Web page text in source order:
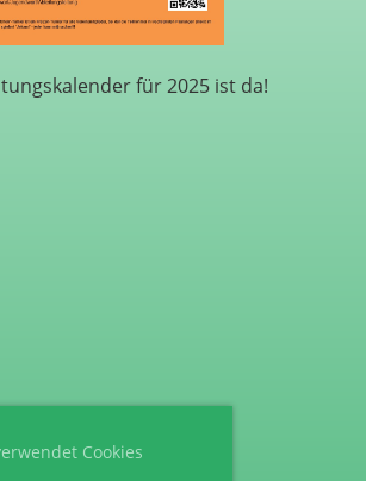
Cookies
für 2025 ist da!